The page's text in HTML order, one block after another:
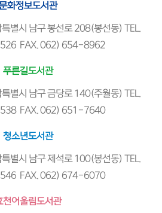
화정보도서관
별시 남구 봉선로 208(봉선동) TEL.
FAX. 062) 654-8962
푸른길도서관
별시 남구 금당로 140(주월동) TEL.
FAX. 062) 651-7640
청소년도서관
별시 남구 제석로 100(봉선동) TEL.
FAX. 062) 674-6070
천어울림도서관